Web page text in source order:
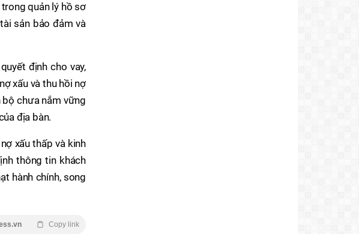
quản lý hồ sơ
sản bảo đảm và
định cho vay,
xấu và thu hồi nợ
bộ chưa nắm vững
địa bàn.
xấu thấp và kinh
thông tin khách
hành chính, song
Copy link